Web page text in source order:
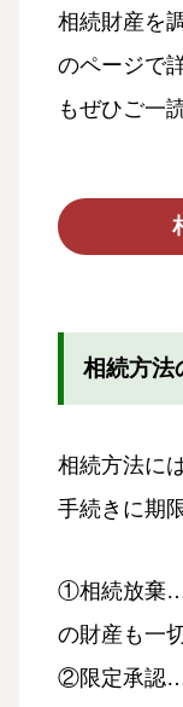
相続財産を
のページで
もぜひご一
相続方法
相続方法に
手続きに期
①相続放棄
の財産も一
②限定承認